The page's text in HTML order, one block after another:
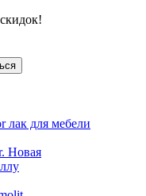
лак для мебели
Новая